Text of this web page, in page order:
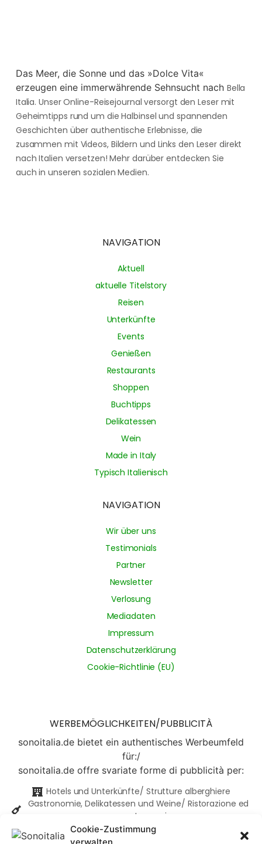
Cookie-Zustimmung
Das Meer, die Sonne und das »Dolce Vita«
erzeugen eine immerwährende Sehnsucht nach Bella
Italia. Unser Online-Reisejournal versorgt den Leser mit
Geheimtipps rund um die Halbinsel und spannenden
Geschichten über authentische Erlebnisse, die
zusammen mit Videos, Bildern und Links den Leser direkt
nach Italien versetzen! Mehr darüber entdecken Sie
auch in unseren sozialen Medien.
NAVIGATION
Aktuell
aktuelle Titelstory
Reisen
Unterkünfte
Events
Genießen
Restaurants
Shoppen
Buchtipps
Delikatessen
Wein
Made in Italy
Typisch Italienisch
NAVIGATION
Wir über uns
Testimonials
Partner
Newsletter
Verlosung
Mediadaten
Impressum
Datenschutzerklärung
Cookie-Richtlinie (EU)
WERBEMÖGLICHKEITEN/PUBBLICITÀ
sonoitalia.de bietet ein authentisches Werbeumfeld
für:/
sonoitalia.de offre svariate forme di pubblicità per:
Hotels und Unterkünfte/ Strutture alberghiere
Gastronomie, Delikatessen und Weine/ Ristorazione ed
enogastronomia
Made in Italy
...und vieles mehr/...e molto altro